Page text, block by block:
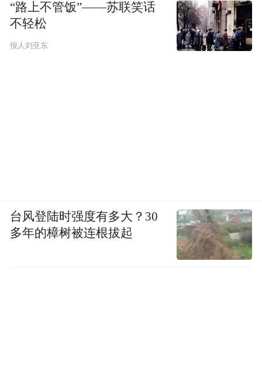
“路上不管饭”——苏联笑话
不轻松
报人刘亚东
台风登陆时强度有多大？30
多年的樟树被连根拔起